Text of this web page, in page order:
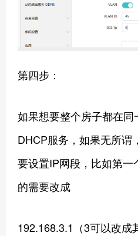
第四步：
如果想要整个房子都在
DHCP服务，如果无所谓
要设置IP网段，比如第
的需要改成
192.168.3.1（3可以改成